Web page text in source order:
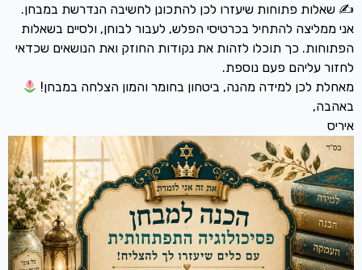
✍️ שאלות פתוחות שיעזרו לכן להתכונן לחשיבה הנדרשת במבחן.
אני ממליצה להתחיל בכרטיסי הפלש, לעבור לבוחן, ולסיים בשאלות
הפתוחות. כך תוכלו לזהות את נקודות החוזק ואת הנושאים שכדאי
לחזור עליהם פעם נוספת.
מאחלת לכן למידה מהנה, ביטחון בחומר והמון הצלחה במבחן!
באהבה,
איריס